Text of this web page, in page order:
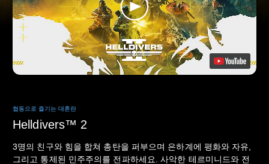
협동으로 즐기는 대혼란
Helldivers™ 2
3명의 친구와 힘을 합쳐 총탄을 퍼부으며 은하계에 평화와 자유,
그리고 통제된 민주주의를 전파하세요. 사악한 테르미니드와 전